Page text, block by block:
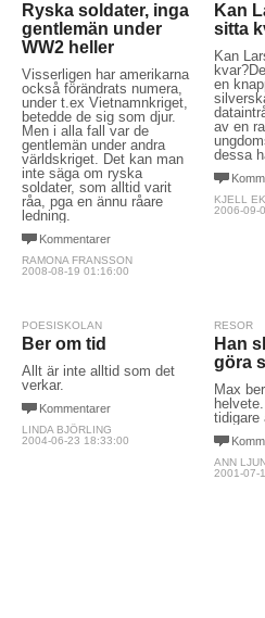
Ryska soldater, inga
gentlemän under
WW2 heller
Visserligen har amerikarna
också förändrats numera,
under t.ex Vietnamnkriget,
betedde de sig som djur.
Men i alla fall var de
gentlemän under andra
världskriget. Det kan man
inte säga om ryska
soldater, som alltid varit
råa, pga en ännu råare
ledning.
Kommentarer
RAMONA FRANSSON
2008-08-19 01:16:00
Kan
sitta
Kan
en
av en
dessa
KJELL
2006-09-
POESISKOLAN
Ber om tid
Allt är inte alltid som det
verkar.
Kommentarer
LINDA BJÖRLING
2004-06-23 18:33:00
RESOR
Han
göra
Max
tidigare
ANN
2001-07-